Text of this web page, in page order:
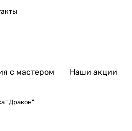
с мастером Наши акции
"Дракон"